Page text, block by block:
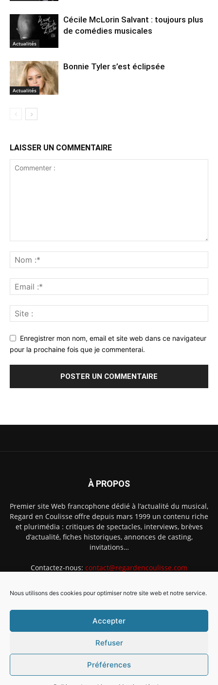
Nous utilisons des cookies pour optimiser notre site web et notre service.
Accepter
Refuser
Préférences
Actualités
Cécile McLorin Salvant : toujours plus
de comédies musicales
Actualités
Bonnie Tyler s’est éclipsée
LAISSER UN COMMENTAIRE
Enregistrer mon nom, email et site web dans ce navigateur
pour la prochaine fois que je commenterai.
À PROPOS
Premier site Web francophone dédié à l’actualité du musical,
Regard en Coulisse offre depuis mars 1999 un contenu riche
et plurimédia : critiques de spectacles, interviews, brèves
d’actualité, fiches historiques, annonces de casting,
invitations…
Contactez-nous: contact@regardencoulisse.com
Intégration Ghislain Fayard
Mentions légales